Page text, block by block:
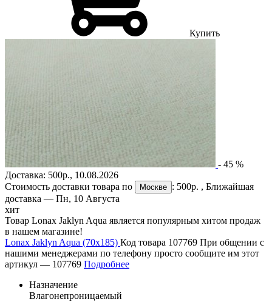
Купить
- 45 %
Доставка: 500р., 10.08.2026
Стоимость доставки товара по
Москве : 500р. , Ближайшая
доставка — Пн, 10 Августа
хит
Товар Lonax Jaklyn Aqua является популярным хитом продаж
в нашем магазине!
Lonax Jaklyn Aqua (70х185) Код товара 107769 При общении с
нашими менеджерами по телефону просто сообщите им этот
артикул — 107769 Подробнее
Назначение
Влагонепроницаемый